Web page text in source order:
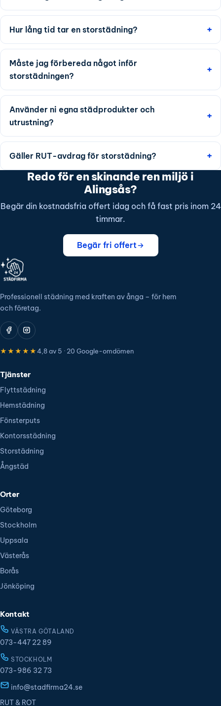
Hur lång tid tar en storstädning?
Måste jag förbereda något inför
storstädningen?
Använder ni egna städprodukter och
utrustning?
Gäller RUT-avdrag för storstädning?
Redo för en skinande ren miljö i
Alingsås?
Begär din kostnadsfria offert idag och få fast pris inom 24
timmar.
Begär fri offert
Professionell städning med kraften av ånga – för hem
och företag.
★★★★★4,8 av 5 · 20 Google-omdömen
Tjänster
Flyttstädning
Hemstädning
Fönsterputs
Kontorsstädning
Storstädning
Ångstäd
Orter
Göteborg
Stockholm
Uppsala
Västerås
Borås
Jönköping
Kontakt
VÄSTRA GÖTALAND
073-447 22 89
STOCKHOLM
073-986 32 73
info@stadfirma24.se
RUT & ROT